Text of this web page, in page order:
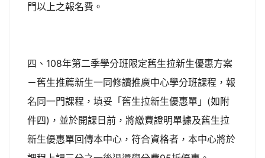
門以上之報名費。
四、108年第二季學分班限定舊生拉新生優惠方案
－舊生推薦新生一同修讀推廣中心學分班課程，報
名同一門課程，填妥「舊生拉新生優惠單」(如附
件四)，並於開課日前，將繳費證明單據及舊生拉
新生優惠單回傳本中心，符合資格者，本中心將於